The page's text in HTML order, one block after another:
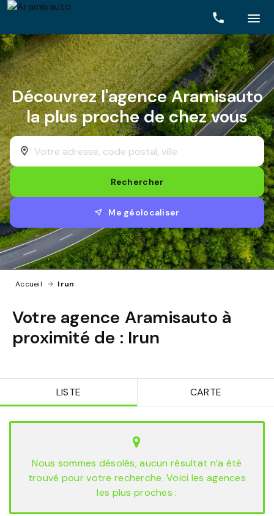
Accueil › Irun
Rechercher
Votre agence Aramisauto à
proximité de : Irun
LISTE CARTE
Nous sommes désolés, aucun résultat n’a été
trouvé pour votre recherche. Voici les agences
les plus proches :